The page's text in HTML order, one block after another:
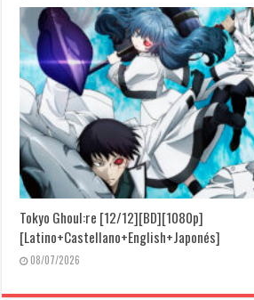
Tokyo Ghoul:re [12/12][BD][1080p]
[Latino+Castellano+English+Japonés]
08/07/2026